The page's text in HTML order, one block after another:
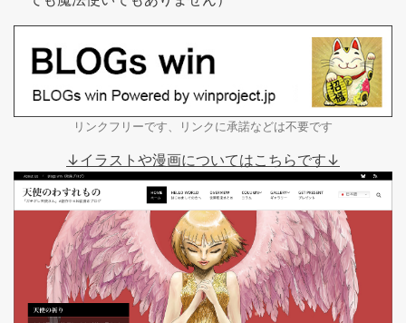
リンクフリーです、リンクに承諾などは不要です
↓イラストや漫画についてはこちらです↓